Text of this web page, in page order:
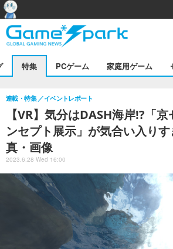
特集 PCゲーム 家庭用ゲーム
【VR】気分はDASH海岸!?「
ンセプト展示」が気合い入り
真・画像
連載・特集 イベントレポート
2023.6.28 Wed 16:00